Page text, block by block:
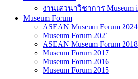
Museum Forum
ASEAN Museum Forum 2024
Museum Forum 2021
ASEAN Museum Forum 2018
Museum Forum 2017
Museum Forum 2016
Museum Forum 2015